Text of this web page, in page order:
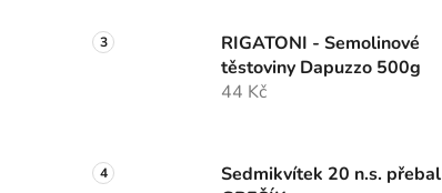
RIGATONI - Semolinové
těstoviny Dapuzzo 500g
44 Kč
Sedmikvítek 20 n.s. přebal